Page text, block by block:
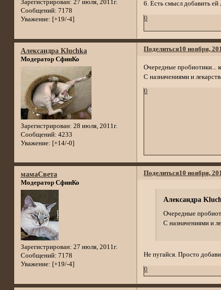
Зарегистрирован: 27 июля, 2011г.
Сообщений: 7178
Уважение: [+19/-4]
6. Есть смысл добавить ей
0
Поделиться10 ноября,
Александра Kluchka
Модератор СфинКо
Зарегистрирован: 28 июля, 2011г.
Сообщений: 4233
Уважение: [+14/-0]
Очередные пробиотики...
С назначениями и
0
Поделиться10 ноября,
мамаСвета
Модератор СфинКо
Зарегистрирован: 27 июля, 2011г.
Сообщений: 7178
Уважение: [+19/-4]
Александра
Очередные
С назначениями и
Не пугайся. Просто
0